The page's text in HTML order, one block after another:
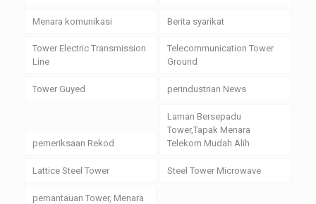
Menara komunikasi Berita syarikat
Tower Electric Transmission
Line
Telecommunication Tower
Ground
Tower Guyed perindustrian News
pemeriksaan Rekod
Laman Bersepadu
Tower,Tapak Menara
Telekom Mudah Alih
Lattice Steel Tower Steel Tower Microwave
pemantauan Tower, Menara